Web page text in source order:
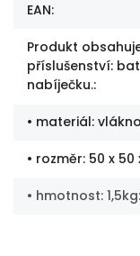
EAN:
Produkt
příslušenství:
nabíječku.:
• materiál:
• rozměr: 50 x 50
• hmotnost: 1,5kg: